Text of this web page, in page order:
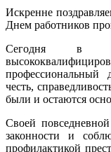
Искренне
Днем работников
Сегодня в
профессиональный
честь,
были и остаются
Своей
законности и
профилактикой